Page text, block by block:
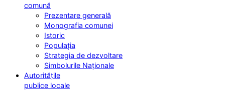
comună
Prezentare generală
Monografia comunei
Istoric
Populația
Strategia de dezvoltare
Simbolurile Naționale
Autoritățile
publice locale